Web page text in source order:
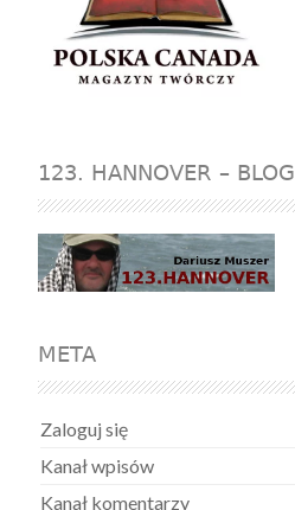
123. HANNOVER – BLOG
META
Zaloguj się
Kanał wpisów
Kanał komentarzy